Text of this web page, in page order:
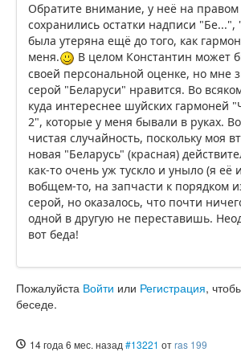
Обратите внимание, у неё на правом
сохранились остатки надписи "Бе...",
была утеряна ещё до того, как
меня.
В целом Константин может
своей персональной оценке, но мне
серой "Беларуси" нравится. Во
куда интереснее шуйских гармоней
2", которые у меня бывали в руках.
чистая случайность, поскольку моя
новая "Беларусь" (красная)
как-то очень уж тускло и уныло (я её
вобщем-то, на запчасти к порядком
серой, но оказалось, что почти
одной в другую не переставишь.
вот беда!
Пожалуйста Войти или Регистрация,
беседе.
14 года 6 мес. назад #13221 отras 199